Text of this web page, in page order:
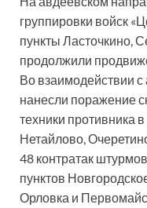
группировки войск
пункты Ласточкино,
продолжили
Во взаимодействии
нанесли поражение
техники противника
Нетайлово,
48 контратак
пунктов
Орловка и